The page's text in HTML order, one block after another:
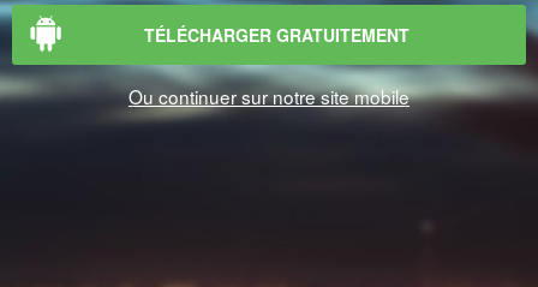
TÉLÉCHARGER GRATUITEMENT
Ou continuer sur notre site mobile